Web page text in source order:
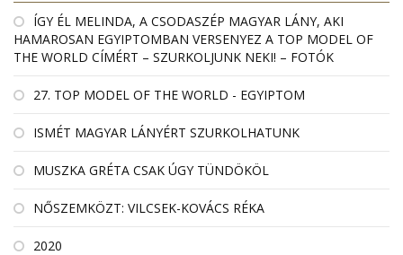
ÍGY ÉL MELINDA, A CSODASZÉP MAGYAR LÁNY, AKI
HAMAROSAN EGYIPTOMBAN VERSENYEZ A TOP MODEL OF
THE WORLD CÍMÉRT – SZURKOLJUNK NEKI! – FOTÓK
27. TOP MODEL OF THE WORLD - EGYIPTOM
ISMÉT MAGYAR LÁNYÉRT SZURKOLHATUNK
MUSZKA GRÉTA CSAK ÚGY TÜNDÖKÖL
NŐSZEMKÖZT: VILCSEK-KOVÁCS RÉKA
2020